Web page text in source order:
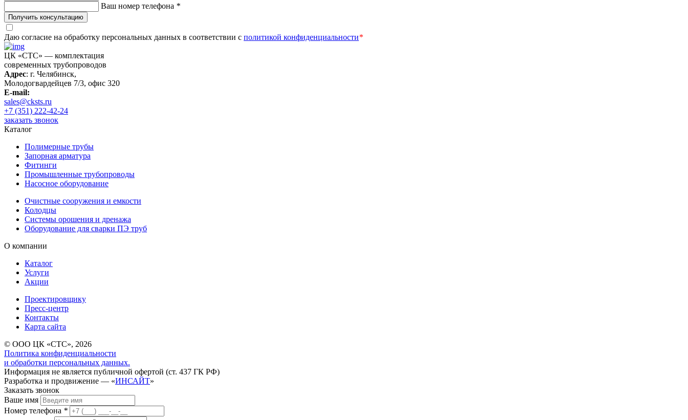
Ваш номер телефона *
Получить консультацию
Даю согласие на обработку персональных данных в соответствии с политикой конфиденциальности*
ЦК «СТС» — комплектация
современных трубопроводов
Адрес: г. Челябинск,
Молодогвардейцев 7/3, офис 320
E-mail:
sales@cksts.ru
+7 (351) 222-42-24
заказать звонок
Каталог
Полимерные трубы
Запорная арматура
Фитинги
Промышленные трубопроводы
Насосное оборудование
Очистные сооружения и емкости
Колодцы
Системы орошения и дренажа
Оборудование для сварки ПЭ труб
О компании
Каталог
Услуги
Акции
Проектировщику
Пресс-центр
Контакты
Карта сайта
© ООО ЦК «СТС», 2026
Политика конфиденциальности
и обработки персональных данных.
Информация не является публичной офертой (ст. 437 ГК РФ)
Разработка и продвижение — «ИНСАЙТ»
Заказать звонок
Ваше имя
Номер телефона *